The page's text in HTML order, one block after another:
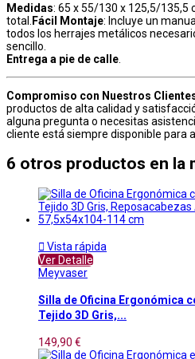
Medidas: 65 x 55/130 x 125,5/
total.
Fácil Montaje: Incluye un
todos los herrajes metálicos
sencillo.
Entrega a pie de calle
Compromiso con Nuestros
productos de alta calidad y
alguna pregunta o necesitas
cliente está siempre disponible para
6 otros productos en la
 Vista rápida
Ver Detalle
Meyvaser
Silla de Oficina Ergonómica
Tejido 3D Gris,...
149,90 €